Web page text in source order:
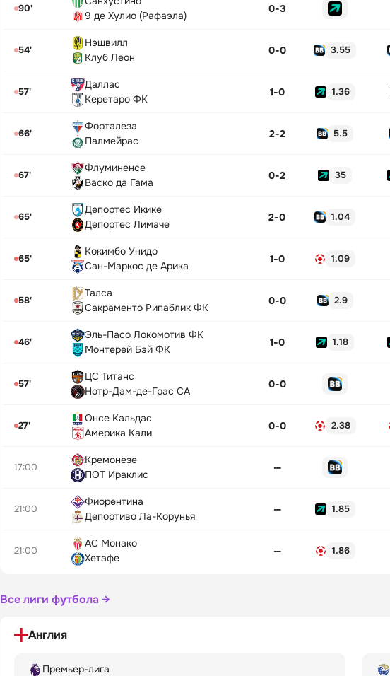
90'
9 де Хулио (Рафаэла)
0-3
54'
Нэшвилл
Клуб Леон
0-0 3.55
57'
Даллас
Керетаро ФК
1-0 1.36
66'
Форталеза
Палмейрас
2-2 5.5
67'
Флуминенсе
Васко да Гама
0-2 35
65'
Депортес Икике
Депортес Лимаче
2-0 1.04
65'
Кокимбо Унидо
Сан-Маркос де Арика
1-0 1.09
58'
Талса
Сакраменто Рипаблик ФК
0-0 2.9
46'
Эль-Пасо Локомотив ФК
Монтерей Бэй ФК
1-0 1.18
57'
ЦС Титанс
Нотр-Дам-де-Грас СА
0-0
27'
Онсе Кальдас
Америка Кали
0-0 2.38
17:00
Кремонезе
ПОТ Ираклис
—
21:00
Фиорентина
Депортиво Ла-Корунья
— 1.85
21:00
АС Монако
Хетафе
— 1.86
Все лиги футбола →
Англия
Премьер-лига